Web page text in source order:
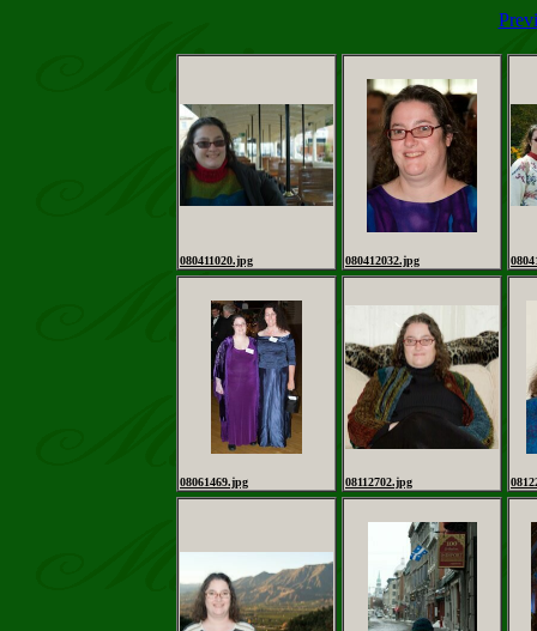
080411020.jpg 080412032.jpg
08061469.jpg 08112702.jpg